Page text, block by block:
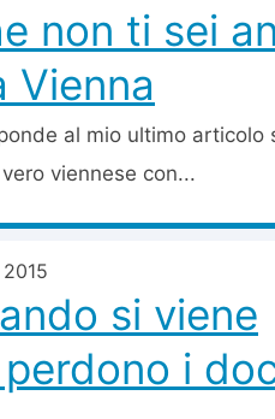
non ti sei
Vienna
al mio ultimo articolo
viennese con...
si viene
i